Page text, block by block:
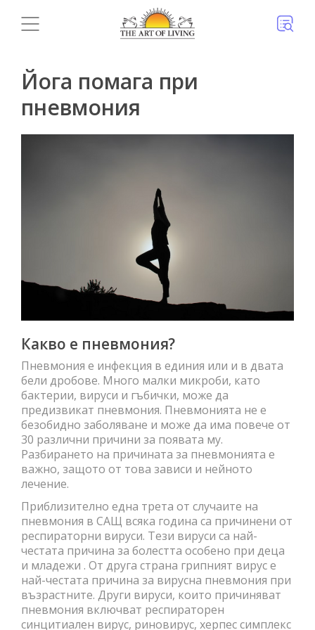
Йога помага при
пневмония
Какво е пневмония?
Пневмония е инфекция в единия или и в двата
бели дробове. Много малки микроби, като
бактерии, вируси и гъбички, може да
предизвикат пневмония. Пневмонията не е
безобидно заболяване и може да има повече от
30 различни причини за появата му.
Разбирането на причината за пневмонията е
важно, защото от това зависи и нейното
лечение.
Приблизително една трета от случаите на
пневмония в САЩ всяка година са причинени от
респираторни вируси. Тези вируси са най-
честата причина за болестта особено при деца
и младежи . От друга страна грипният вирус е
най-честата причина за вирусна пневмония при
възрастните. Други вируси, които причиняват
пневмония включват респираторен
синцитиален вирус, риновирус, херпес симплекс